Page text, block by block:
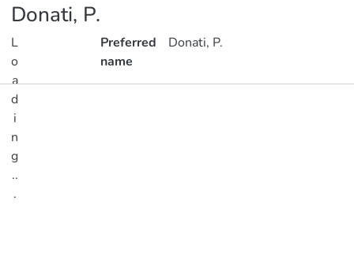
Donati, P.
L
o
a
d
i
n
g
..
.
Preferred
name
Donati, P.